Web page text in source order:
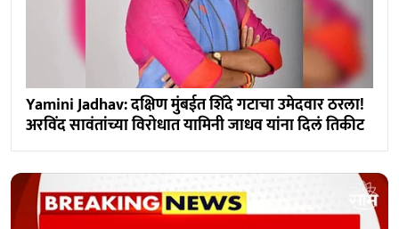
Yamini Jadhav: दक्षिण मुंबईत शिंदे गटाचा उमेदवार ठरला!
अरविंद सावंतांच्या विरोधात यामिनी जाधव यांना दिलं तिकीट